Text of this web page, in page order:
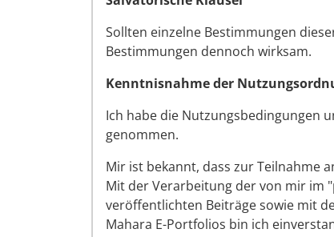
Sollten einzelne Bestimmungen
Bestimmungen dennoch wirksam.
Kenntnisnahme der
Ich habe die Nutzungsbedingungen
genommen.
Mir ist bekannt, dass zur Teilnahme
Mit der Verarbeitung der von mir im
veröffentlichten Beiträge sowie mit
Mahara E-Portfolios bin ich